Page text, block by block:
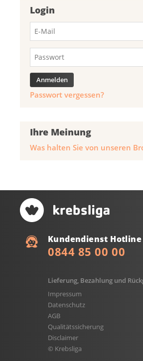
Login
Passwort vergessen?
Ihre Meinung
Was halten Sie von unseren
Kundendienst Hotline
0844 85 00 00
Lieferung, Bezahlung und
Impressum
Datenschutz
AGB
Qualitätssicherung
Disclaimer
© Krebsliga